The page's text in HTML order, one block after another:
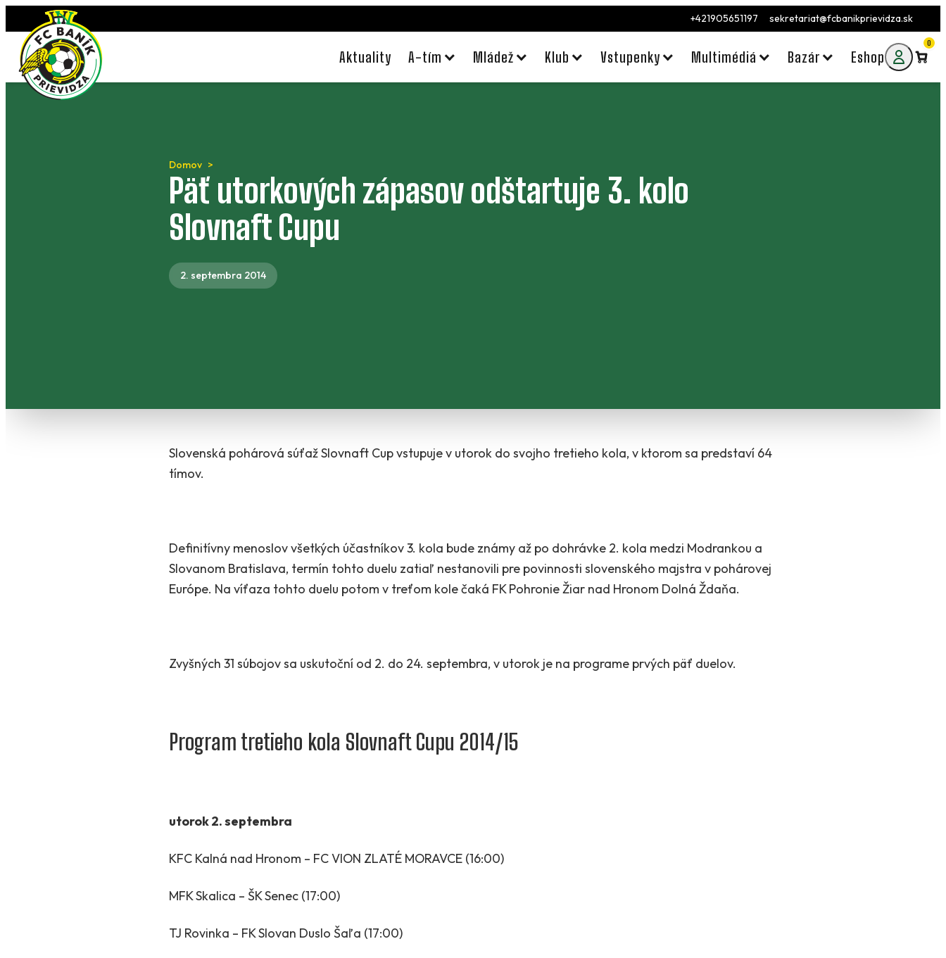
Preskočiť
na
obsah
+421905651197 sekretariat@fcbanikprievidza.sk
Aktuality A-tím Mládež Klub Vstupenky Multimédiá Bazár Eshop
0
Domov
Päť utorkových zápasov odštartuje 3. kolo
Slovnaft Cupu
2. septembra 2014
Slovenská pohárová súťaž Slovnaft Cup vstupuje v utorok do svojho tretieho kola, v ktorom sa predstaví 64
tímov.
Definitívny menoslov všetkých účastníkov 3. kola bude známy až po dohrávke 2. kola medzi Modrankou a
Slovanom Bratislava, termín tohto duelu zatiaľ nestanovili pre povinnosti slovenského majstra v pohárovej
Európe. Na víťaza tohto duelu potom v treťom kole čaká FK Pohronie Žiar nad Hronom Dolná Ždaňa.
Zvyšných 31 súbojov sa uskutoční od 2. do 24. septembra, v utorok je na programe prvých päť duelov.
Program tretieho kola Slovnaft Cupu 2014/15
utorok 2. septembra
KFC Kalná nad Hronom – FC VION ZLATÉ MORAVCE (16:00)
MFK Skalica – ŠK Senec (17:00)
TJ Rovinka – FK Slovan Duslo Šaľa (17:00)